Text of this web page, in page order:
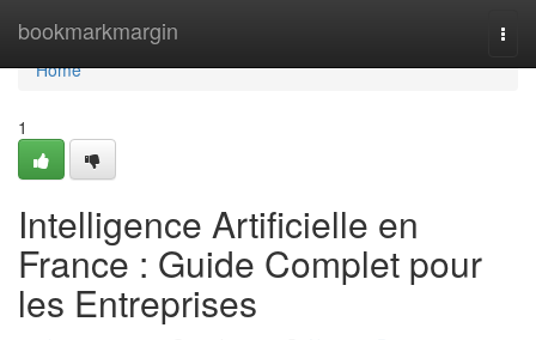
bookmarkmargin
Home
Home
1
Intelligence Artificielle en
France : Guide Complet pour
les Entreprises